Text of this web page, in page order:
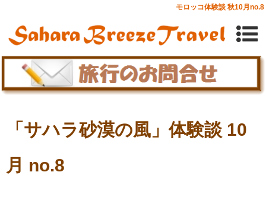
モロッコ体験談 秋10月no.8
「サハラ砂漠の風」体験談 10
月 no.8